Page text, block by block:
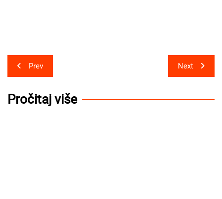
Post
navigation
Prev Next
Pročitaj više